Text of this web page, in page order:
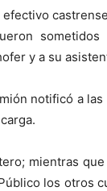
y a su
notificó a
mientras
los otros